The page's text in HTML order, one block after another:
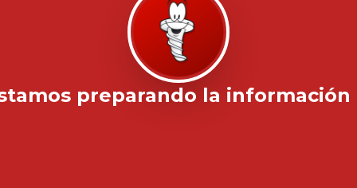
preparando la información